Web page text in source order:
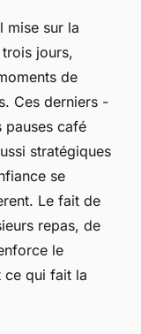
mise sur la
jours,
de
Ces derniers -
pauses café
stratégiques
se
Le fait de
repas, de
le
ce qui fait la